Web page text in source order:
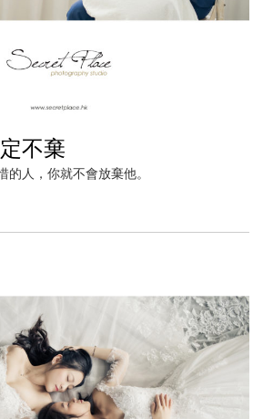
不棄
人，你就不會放棄他。